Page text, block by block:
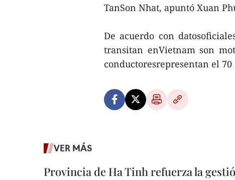
TanSon Nhat, apuntó Xuan
De acuerdo con
transitan enVietnam son
conductoresrepresentan el
VER MÁS
Provincia de Ha Tinh refuerza la